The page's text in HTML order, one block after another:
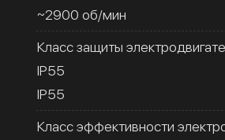
~2900 об/мин
Класс защиты
IP55
IP55
Класс эффективности